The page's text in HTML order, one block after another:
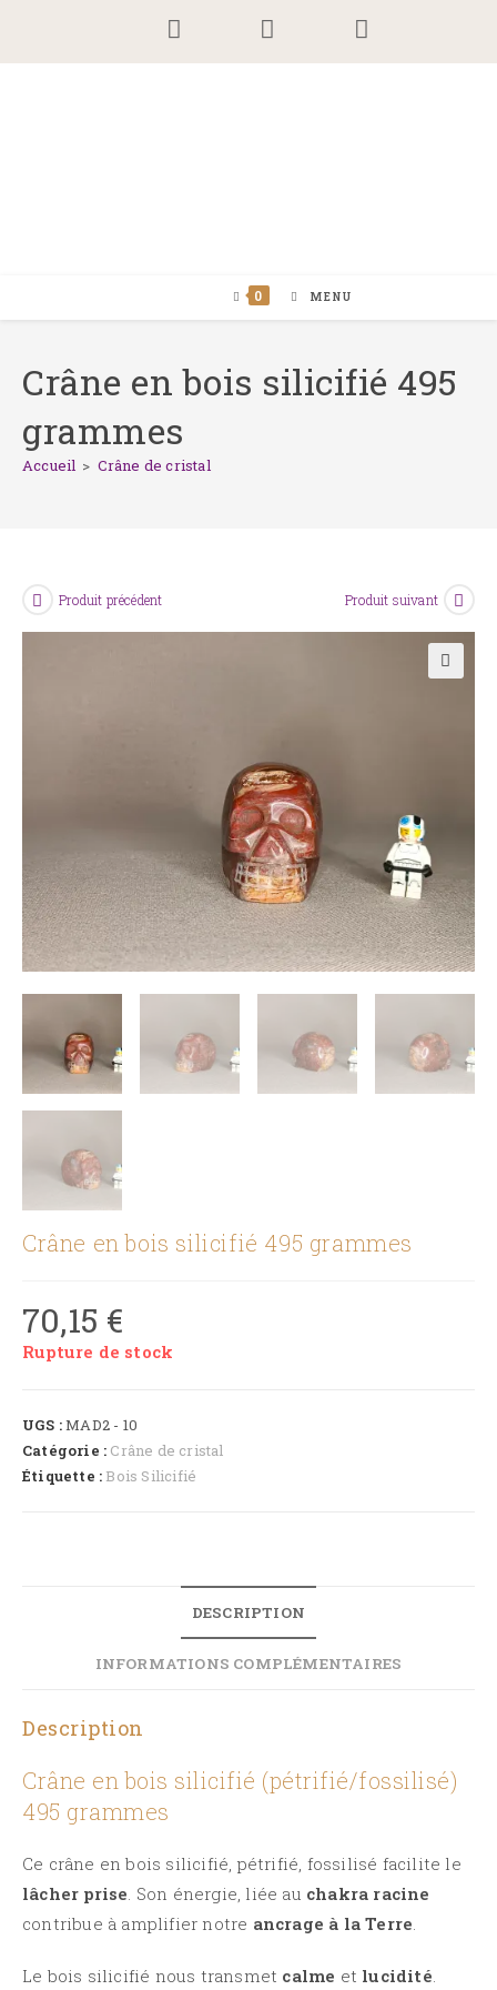
content
0 MENU
Crâne en bois silicifié 495
grammes
Accueil > Crâne de cristal
Produit précédent Produit suivant
Crâne en bois silicifié 495 grammes
70,15 €
Rupture de stock
UGS :MAD2 - 10
Catégorie : Crâne de cristal
Étiquette : Bois Silicifié
DESCRIPTION
INFORMATIONS COMPLÉMENTAIRES
Description
Crâne en bois silicifié (pétrifié/fossilisé)
495 grammes
Ce crâne en bois silicifié, pétrifié, fossilisé facilite le
lâcher prise. Son énergie, liée au chakra racine
contribue à amplifier notre ancrage à la Terre.
Le bois silicifié nous transmet calme et lucidité.